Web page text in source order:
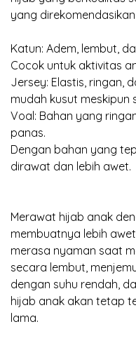
yang
Katun: Adem, lembut,
Cocok untuk aktivitas
Jersey: Elastis, ringan,
mudah kusut meskipun
Voal: Bahan yang
panas.
Dengan bahan yang
dirawat dan lebih awet.
Merawat hijab anak
membuatnya lebih
merasa nyaman saat
secara lembut,
dengan suhu rendah,
hijab anak akan tetap
lama.